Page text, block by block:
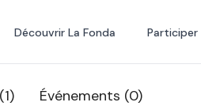
Découvrir La Fonda Participer
Événements (0)